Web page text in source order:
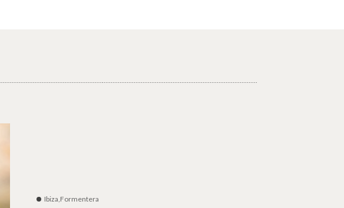
Ibiza,Formentera